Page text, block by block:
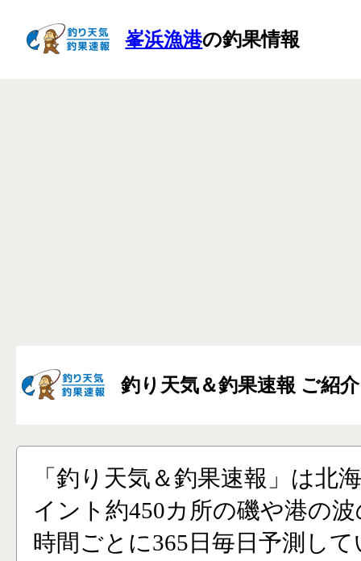
峯浜漁港の釣果情報
釣り天気＆釣果速報 ご紹介
「釣り天気＆釣果速報」は北
イント約450カ所の磯や港の
時間ごとに365日毎日予測し